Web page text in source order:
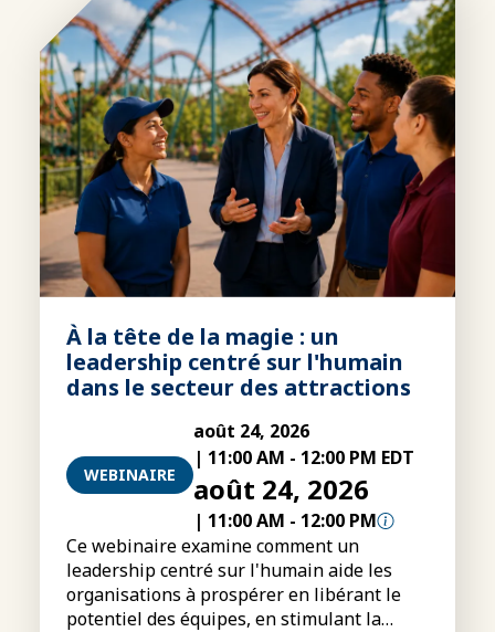
À la tête de la magie : un
leadership centré sur l'humain
dans le secteur des attractions
WEBINAIRE
août 24, 2026
| 11:00 AM - 12:00 PM EDT
août 24, 2026
| 11:00 AM - 12:00 PM
Ce webinaire examine comment un
leadership centré sur l'humain aide les
organisations à prospérer en libérant le
potentiel des équipes, en stimulant la